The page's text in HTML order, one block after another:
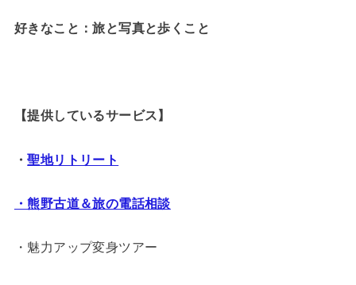
好きなこと：旅と写真と歩くこと
【提供しているサービス】
・聖地リトリート
・熊野古道＆旅の電話相談
・魅力アップ変身ツアー